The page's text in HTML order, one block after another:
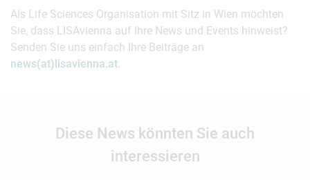
Als Life Sciences Organisation mit Sitz in Wien möchten
Sie, dass LISAvienna auf Ihre News und Events hinweist?
Senden Sie uns einfach Ihre Beiträge an
news(at)lisavienna.at.
Diese News könnten Sie auch
interessieren